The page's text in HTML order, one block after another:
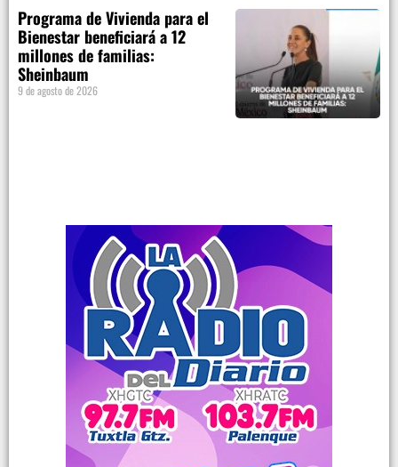
Programa de Vivienda para el
Bienestar beneficiará a 12
millones de familias:
Sheinbaum
9 de agosto de 2026